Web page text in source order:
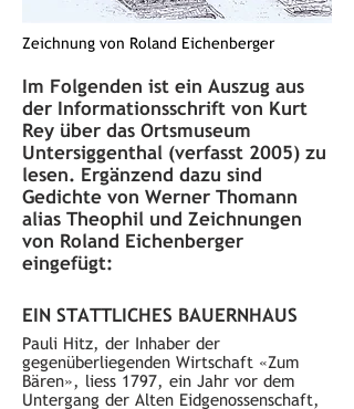
Zeichnung von Roland Eichenberger
Im Folgenden ist ein Auszug aus
der Informationsschrift von Kurt
Rey über das Ortsmuseum
Untersiggenthal (verfasst 2005) zu
lesen. Ergänzend dazu sind
Gedichte von Werner Thomann
alias Theophil und Zeichnungen
von Roland Eichenberger
eingefügt:
EIN STATTLICHES BAUERNHAUS
Pauli Hitz, der Inhaber der
gegenüberliegenden Wirtschaft «Zum
Bären», liess 1797, ein Jahr vor dem
Untergang der Alten Eidgenossenschaft,